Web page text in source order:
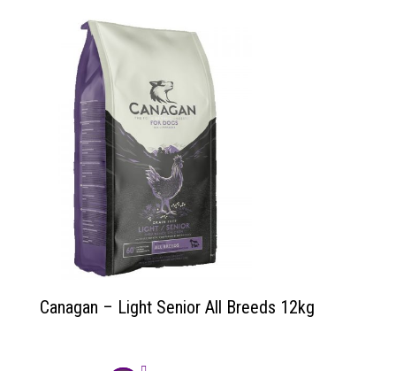
Canagan – Light Senior All Breeds 12kg